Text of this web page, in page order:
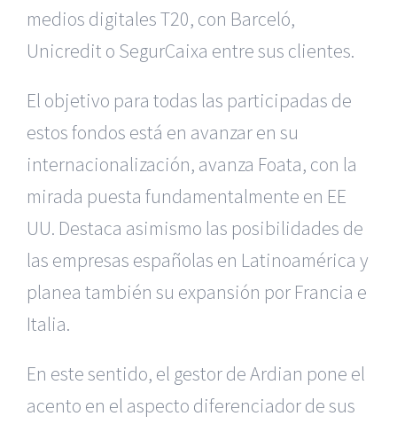
medios digitales T20, con Barceló,
Unicredit o SegurCaixa entre sus clientes.
El objetivo para todas las participadas de
estos fondos está en avanzar en su
internacionalización, avanza Foata, con la
mirada puesta fundamentalmente en EE
UU. Destaca asimismo las posibilidades de
las empresas españolas en Latinoamérica y
planea también su expansión por Francia e
Italia.
En este sentido, el gestor de Ardian pone el
acento en el aspecto diferenciador de sus